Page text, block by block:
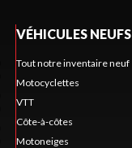
VÉHICULES NEUFS
Tout notre inventaire neuf
Motocyclettes
VTT
Côte-à-côtes
Motoneiges